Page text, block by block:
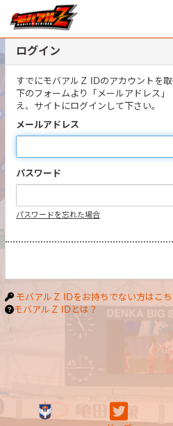
ログイン
すでにモバアルＺ IDのアカウントを
下のフォームより「メールアドレス
え、サイトにログインして下さい。
メールアドレス
パスワード
パスワードを忘れた場合
モバアルＺ IDをお持ちでない方はこ
モバアルＺ IDとは？